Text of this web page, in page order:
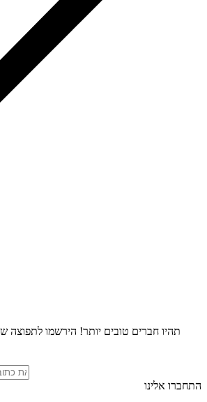
תהיו חברים טובים יותר! הירשמו לתפוצה
התחברו אלינו